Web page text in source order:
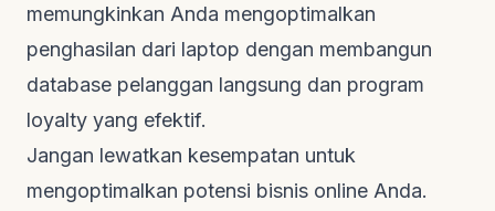
memungkinkan Anda mengoptimalkan
penghasilan dari laptop dengan membangun
database pelanggan langsung dan program
loyalty yang efektif.
Jangan lewatkan kesempatan untuk
mengoptimalkan potensi bisnis online Anda.